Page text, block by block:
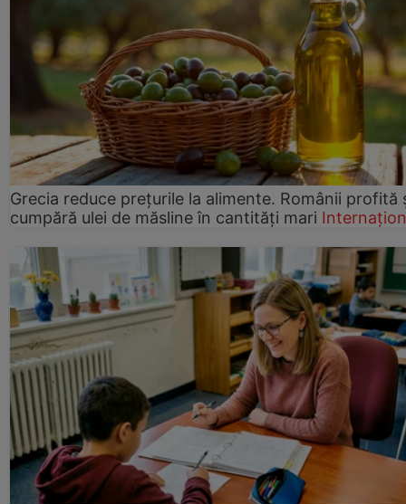
Grecia reduce prețurile la alimente. Românii profită
cumpără ulei de măsline în cantități mari